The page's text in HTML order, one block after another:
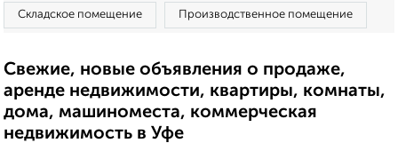
Складское помещение Производственное помещение
Свежие, новые объявления о продаже,
аренде недвижимости, квартиры, комнаты,
дома, машиноместа, коммерческая
недвижимость в Уфе